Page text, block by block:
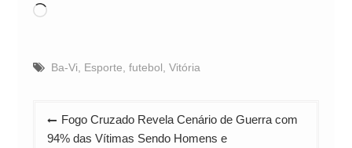
Carregando...
Ba-Vi Esporte futebol Vitória
Navegação
de
Fogo Cruzado Revela Cenário de Guerra com
94% das Vítimas Sendo Homens e